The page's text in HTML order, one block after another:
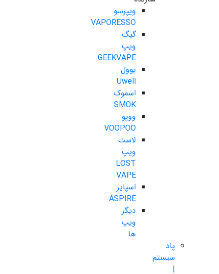
ویپرسو
VAPORESSO
گیگ
ویپ
GEEKVAPE
یوول
Uwell
اسموک
SMOK
ووپو
VOOPOO
لاست
ویپ
LOST
VAPE
اسپایر
ASPIRE
دیگر
ویپ
ها
پاد
سیستم
|